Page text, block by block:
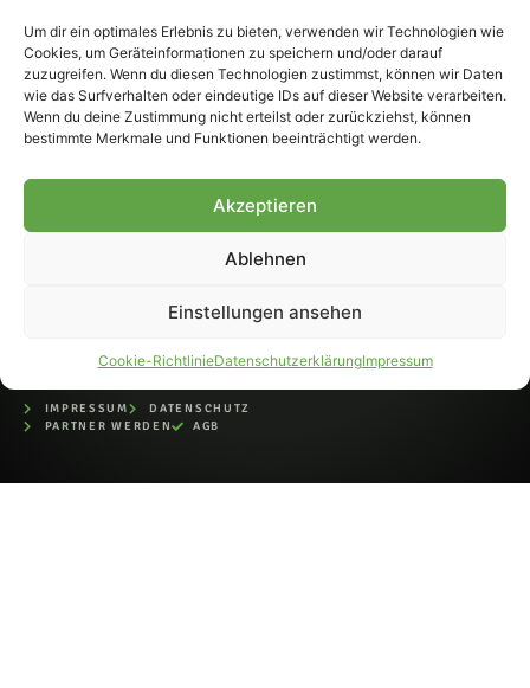
Um dir ein optimales Erlebnis zu bieten, verwenden wir Technologien wie
Cookies, um Geräteinformationen zu speichern und/oder darauf
zuzugreifen. Wenn du diesen Technologien zustimmst, können wir Daten
wie das Surfverhalten oder eindeutige IDs auf dieser Website verarbeiten.
Wenn du deine Zustimmung nicht erteilst oder zurückziehst, können
bestimmte Merkmale und Funktionen beeinträchtigt werden.
Akzeptieren
Ablehnen
Einstellungen ansehen
Cookie-RichtlinieDatenschutzerklärungImpressum
© 2007-2026 Fohlen-Hautnah.de
– Alle rechte vorbehalten.
Fohlen-Hautnah.de ist ein
offiziell eingetragenes Magazin
IMPRESSUM
DATENSCHUTZ
PARTNER WERDEN
AGB